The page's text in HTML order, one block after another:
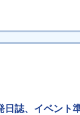
日誌、イベント